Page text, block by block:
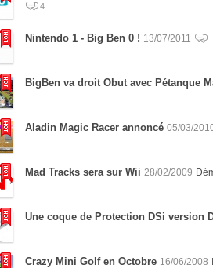
4
Nintendo 1 - Big Ben 0 ! 13/07/2011
BigBen va droit Obut avec Pétanque
Aladin Magic Racer annoncé 05/03/
Mad Tracks sera sur Wii 28/02/2009
Une coque de Protection DSi version
Crazy Mini Golf en Octobre 16/06/2008